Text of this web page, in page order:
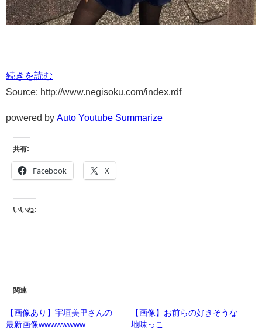
続きを読む
Source: http://www.negisoku.com/index.rdf
powered by Auto Youtube Summarize
共有:
Facebook X
いいね:
関連
【画像あり】宇垣美里さんの
最新画像wwwwwwww
【画像】お前らの好きそうな
地味っこ